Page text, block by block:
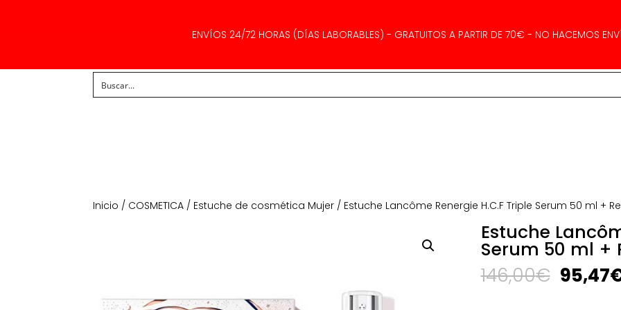
ENVÍOS 24/72 HORAS (DÍAS LABORABLES) - GRATUITOS A PARTIR DE 70€ - NO HACEMOS
Inicio / COSMETICA / Estuche de cosmética Mujer / Estuche Lancôme Renergie H.C.F Triple Serum 50 ml +
Estuche
Serum 50 ml +
146,00€ El
precio
95,47